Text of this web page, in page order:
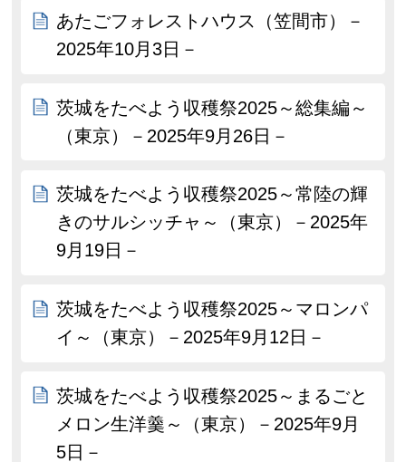
あたごフォレストハウス（笠間市）－
2025年10月3日－
茨城をたべよう収穫祭2025～総集編～
（東京）－2025年9月26日－
茨城をたべよう収穫祭2025～常陸の輝
きのサルシッチャ～（東京）－2025年
9月19日－
茨城をたべよう収穫祭2025～マロンパ
イ～（東京）－2025年9月12日－
茨城をたべよう収穫祭2025～まるごと
メロン生洋羹～（東京）－2025年9月
5日－